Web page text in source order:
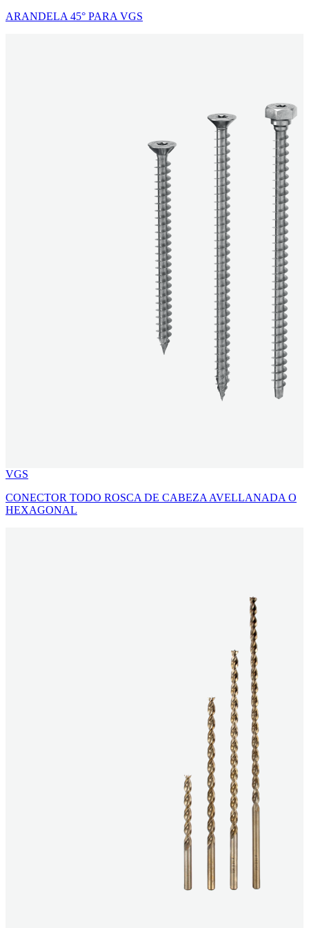
ARANDELA 45° PARA VGS
VGS
CONECTOR TODO ROSCA DE CABEZA AVELLANADA O
HEXAGONAL